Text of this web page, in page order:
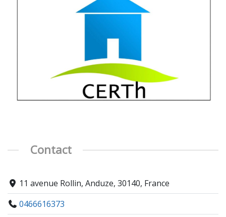
Contact
11 avenue Rollin, Anduze, 30140, France
0466616373